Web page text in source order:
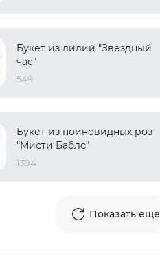
Букет из лилий "Звездный
час"
549
Букет из поиновидных роз
"Мисти Баблс"
1394
Показать еще